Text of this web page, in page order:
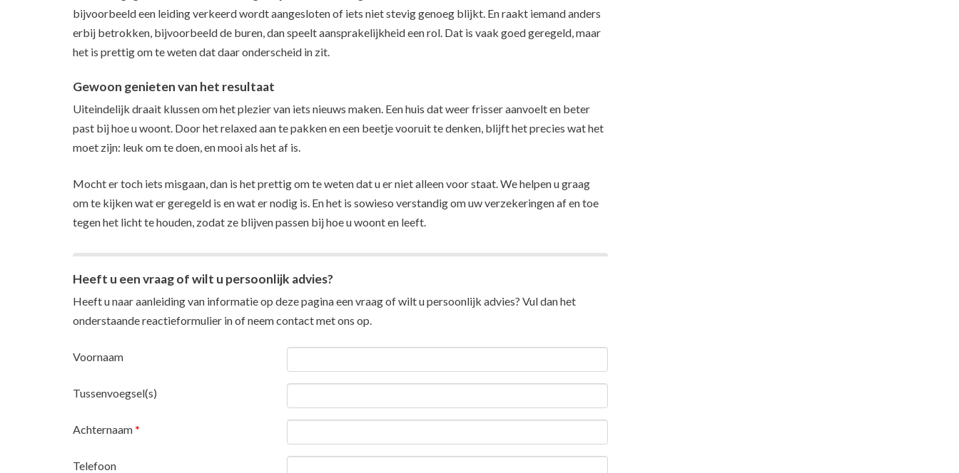
bijvoorbeeld een leiding verkeerd wordt aangesloten of iets niet stevig genoeg blijkt. En raakt iemand anders
erbij betrokken, bijvoorbeeld de buren, dan speelt aansprakelijkheid een rol. Dat is vaak goed geregeld, maar
het is prettig om te weten dat daar onderscheid in zit.
Gewoon genieten van het resultaat
Uiteindelijk draait klussen om het plezier van iets nieuws maken. Een huis dat weer frisser aanvoelt en beter
past bij hoe u woont. Door het relaxed aan te pakken en een beetje vooruit te denken, blijft het precies wat het
moet zijn: leuk om te doen, en mooi als het af is.
Mocht er toch iets misgaan, dan is het prettig om te weten dat u er niet alleen voor staat. We helpen u graag
om te kijken wat er geregeld is en wat er nodig is. En het is sowieso verstandig om uw verzekeringen af en toe
tegen het licht te houden, zodat ze blijven passen bij hoe u woont en leeft.
Heeft u een vraag of wilt u persoonlijk advies?
Heeft u naar aanleiding van informatie op deze pagina een vraag of wilt u persoonlijk advies? Vul dan het
onderstaande reactieformulier in of neemcontactmet ons op.
Voornaam
Tussenvoegsel(s)
Achternaam *
Telefoon